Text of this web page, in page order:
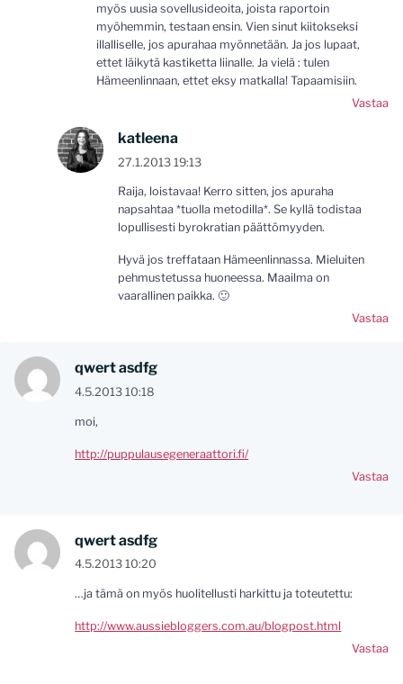
myös uusia sovellusideoita, joista raportoin
myöhemmin, testaan ensin. Vien sinut kiitokseksi
illalliselle, jos apurahaa myönnetään. Ja jos lupaat,
ettet läikytä kastiketta liinalle. Ja vielä : tulen
Hämeenlinnaan, ettet eksy matkalla! Tapaamisiin.
Vastaa
katleena
27.1.2013 19:13
Raija, loistavaa! Kerro sitten, jos apuraha
napsahtaa *tuolla metodilla*. Se kyllä todistaa
lopullisesti byrokratian päättömyyden.
Hyvä jos treffataan Hämeenlinnassa. Mieluiten
pehmustetussa huoneessa. Maailma on
vaarallinen paikka. 🙂
Vastaa
qwert asdfg
4.5.2013 10:18
moi,
http://puppulausegeneraattori.fi/
Vastaa
qwert asdfg
4.5.2013 10:20
…ja tämä on myös huolitellusti harkittu ja toteutettu:
http://www.aussiebloggers.com.au/blogpost.html
Vastaa